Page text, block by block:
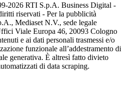
2026 RTI S.p.A. Business Digital -
riservati - Per la pubblicità
Mediaset N.V., sede legale
Viale Europa 46, 20093 Cologno
e ai dati personali trasmessi e/o
funzionale all’addestramento di
generativa. È altresì fatto divieto
di data scraping.